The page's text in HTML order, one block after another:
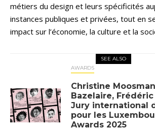
métiers du design et leurs spécificités
instances publiques et privées, tout en
impact sur l’économie, la culture et la
SEE ALSO
AWARDS
Christine
Bazelaire,
Jury international
pour les
Awards 2025